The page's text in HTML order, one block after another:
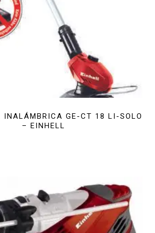
INALÁMBRICA GE-CT 18 LI-SOLO
– EINHELL